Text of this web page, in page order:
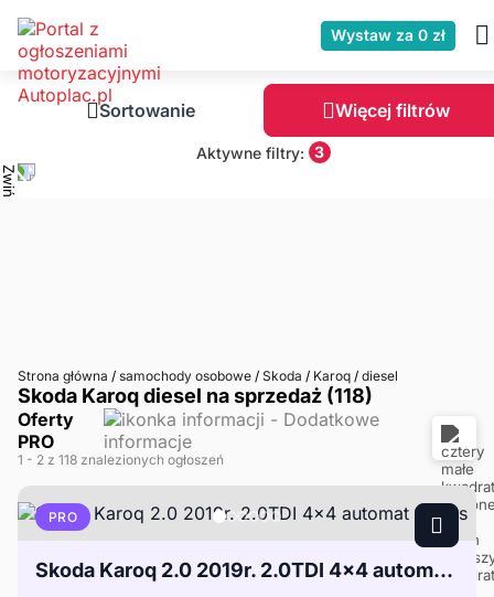
Wystaw za 0 zł
Sortowanie Więcej filtrów
Aktywne filtry: 3
Strona główna / samochody osobowe / Skoda / Karoq / diesel
Skoda Karoq diesel na sprzedaż (118)
Oferty
PRO
1 - 2 z 118 znalezionych ogłoszeń
PRO
Skoda Karoq 2.0 2019r. 2.0TDI 4x4 automat 147tys